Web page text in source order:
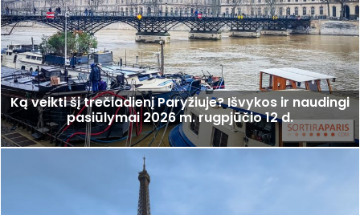
Ką veikti šį trečiadienį Paryžiuje? Išvykos ir naudingi
pasiūlymai 2026 m. rugpjūčio 12 d.